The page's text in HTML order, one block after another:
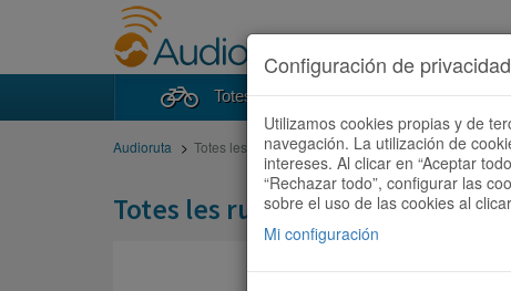
Totes les rutes
Audioruta Totes les rutes
Totes les rutes
Configuración de privacidad
Utilizamos cookies propias y de
navegación. La utilización de
intereses. Al clicar en “Aceptar
“Rechazar todo”, configurar las
sobre el uso de las cookies al
Mi configuración